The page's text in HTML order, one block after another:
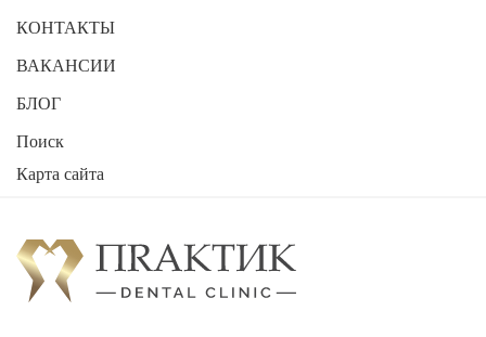
КОНТАКТЫ
ВАКАНСИИ
БЛОГ
Поиск
Карта сайта